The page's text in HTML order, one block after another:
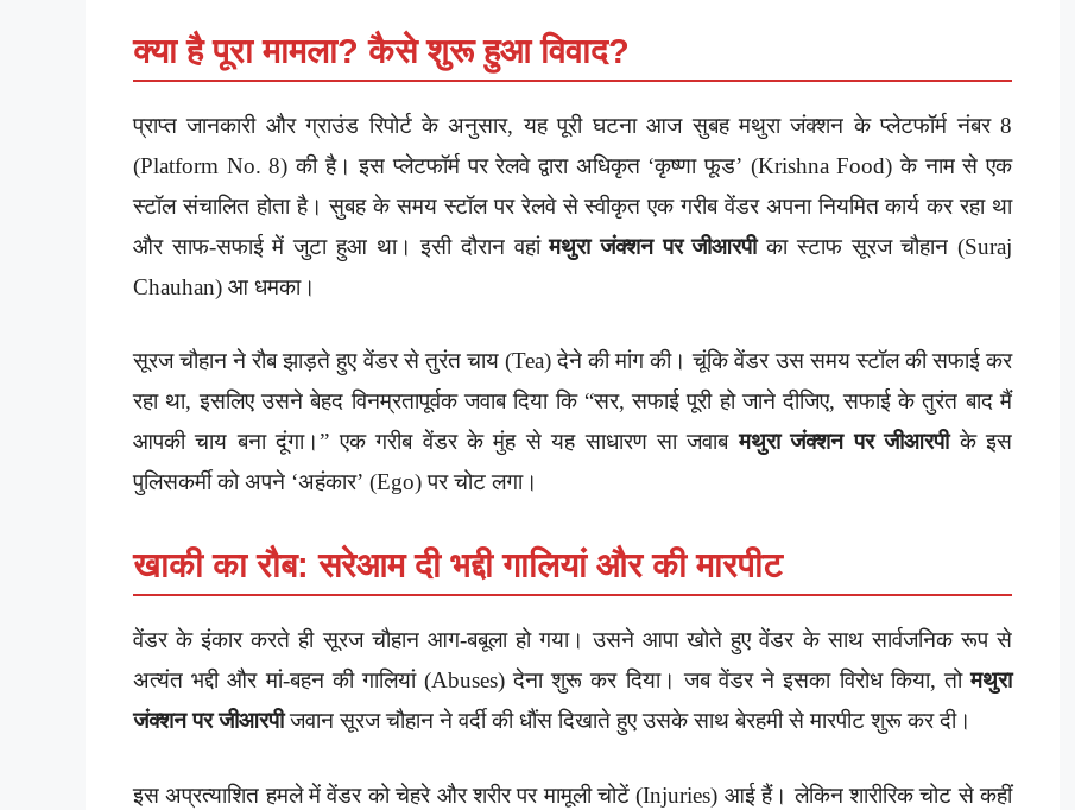
क्या है पूरा मामला? कैसे शुरू हुआ विवाद?
प्राप्त जानकारी और ग्राउंड रिपोर्ट के अनुसार, यह पूरी घटना आज सुबह मथुरा जंक्शन के प्लेटफॉर्म नंबर 8
(Platform No. 8) की है। इस प्लेटफॉर्म पर रेलवे द्वारा अधिकृत ‘कृष्णा फूड’ (Krishna Food) के नाम से एक
स्टॉल संचालित होता है। सुबह के समय स्टॉल पर रेलवे से स्वीकृत एक गरीब वेंडर अपना नियमित कार्य कर रहा था
और साफ-सफाई में जुटा हुआ था। इसी दौरान वहांमथुरा जंक्शन पर जीआरपीका स्टाफ सूरज चौहान (Suraj
Chauhan) आ धमका।
सूरज चौहान ने रौब झाड़ते हुए वेंडर से तुरंत चाय (Tea) देने की मांग की। चूंकि वेंडर उस समय स्टॉल की सफाई कर
रहा था, इसलिए उसने बेहद विनम्रतापूर्वक जवाब दिया कि “सर, सफाई पूरी हो जाने दीजिए, सफाई के तुरंत बाद मैं
आपकी चाय बना दूंगा।” एक गरीब वेंडर के मुंह से यह साधारण सा जवाबमथुरा जंक्शन पर जीआरपीके इस
पुलिसकर्मी को अपने ‘अहंकार’ (Ego) पर चोट लगा।
खाकी का रौब: सरेआम दी भद्दी गालियां और की मारपीट
वेंडर के इंकार करते ही सूरज चौहान आग-बबूला हो गया। उसने आपा खोते हुए वेंडर के साथ सार्वजनिक रूप से
अत्यंत भद्दी और मां-बहन की गालियां (Abuses) देना शुरू कर दिया। जब वेंडर ने इसका विरोध किया, तोमथुरा
जंक्शन पर जीआरपीजवान सूरज चौहान ने वर्दी की धौंस दिखाते हुए उसके साथ बेरहमी से मारपीट शुरू कर दी।
इस अप्रत्याशित हमले में वेंडर को चेहरे और शरीर पर मामूली चोटें (Injuries) आई हैं। लेकिन शारीरिक चोट से कहीं